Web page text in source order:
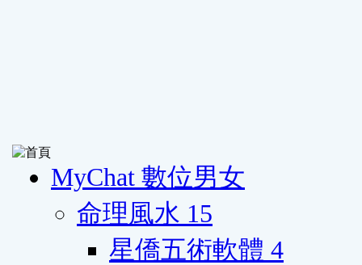
MyChat 數位男女
命理風水 15
星僑五術軟體 4